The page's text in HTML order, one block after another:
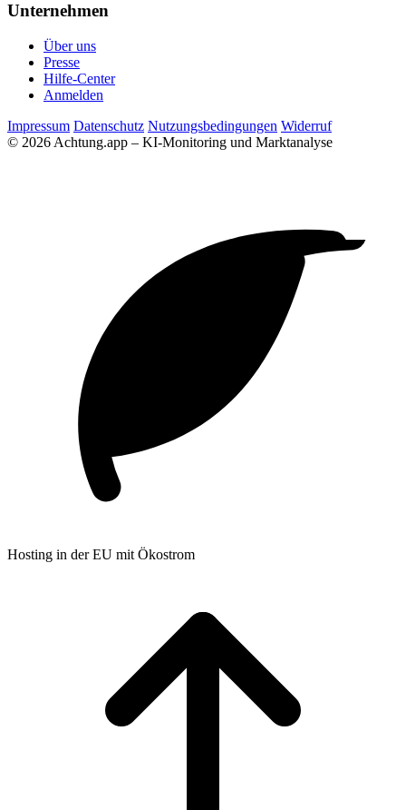
Unternehmen
Über uns
Presse
Hilfe-Center
Anmelden
Impressum Datenschutz Nutzungsbedingungen Widerruf
© 2026 Achtung.app – KI-Monitoring und Marktanalyse
Hosting in der EU mit Ökostrom